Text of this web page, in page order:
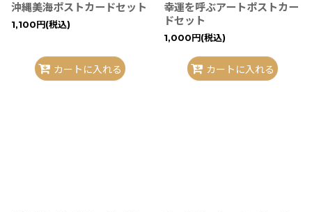
沖縄美海ポストカードセット
1,100円(税込)
カートに入れる
幸運を呼ぶアートポストカー
ドセット
1,000円(税込)
カートに入れる